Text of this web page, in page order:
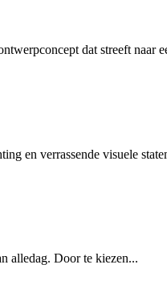
dat streeft naar
en verrassende visuele
alledag. Door te kiezen...